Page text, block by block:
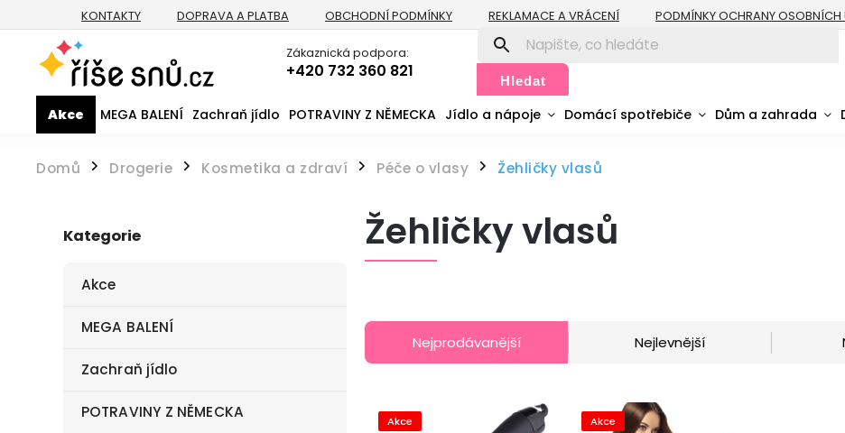
KONTAKTY DOPRAVA A PLATBA OBCHODNÍ PODMÍNKY REKLAMACE A VRÁCENÍ PODMÍNKY OCHRANY OSOBNÍCH
Zákaznická podpora:
+420 732 360 821 Hledat
Akce MEGA BALENÍ Zachraň jídlo POTRAVINY Z NĚMECKA Jídlo a nápoje Domácí spotřebiče Dům a zahrada
Domů / Drogerie / Kosmetika a zdraví / Péče o vlasy / Žehličky vlasů
Kategorie
Akce
MEGA BALENÍ
Zachraň jídlo
POTRAVINY Z NĚMECKA
Žehličky vlasů
Nejprodávanější Nejlevnější
Akce Akce